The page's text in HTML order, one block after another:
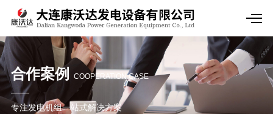
合作案例 COOPERATION CASE
专注发电机组一站式解决方案